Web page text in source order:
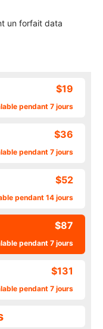
un forfait data
$19
pendant 7 jours
$36
pendant 7 jours
$52
pendant 14 jours
$87
pendant 7 jours
$131
pendant 7 jours